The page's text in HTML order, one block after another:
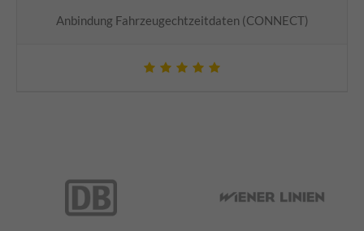
Anbindung Fahrzeugechtzeitdaten (CONNECT)